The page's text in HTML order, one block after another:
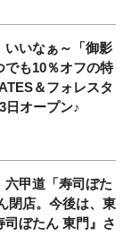
いいなぁ～「御影
でも10％オフの特
＆フォレスタ
日オープン♪
六甲道「寿司ぼた
閉店。今後は、東
司ぼたん 東門』さ